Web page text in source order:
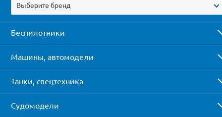
Выберите бренд
Беспилотники
Машины, автомодели
Танки, спецтехника
Судомодели